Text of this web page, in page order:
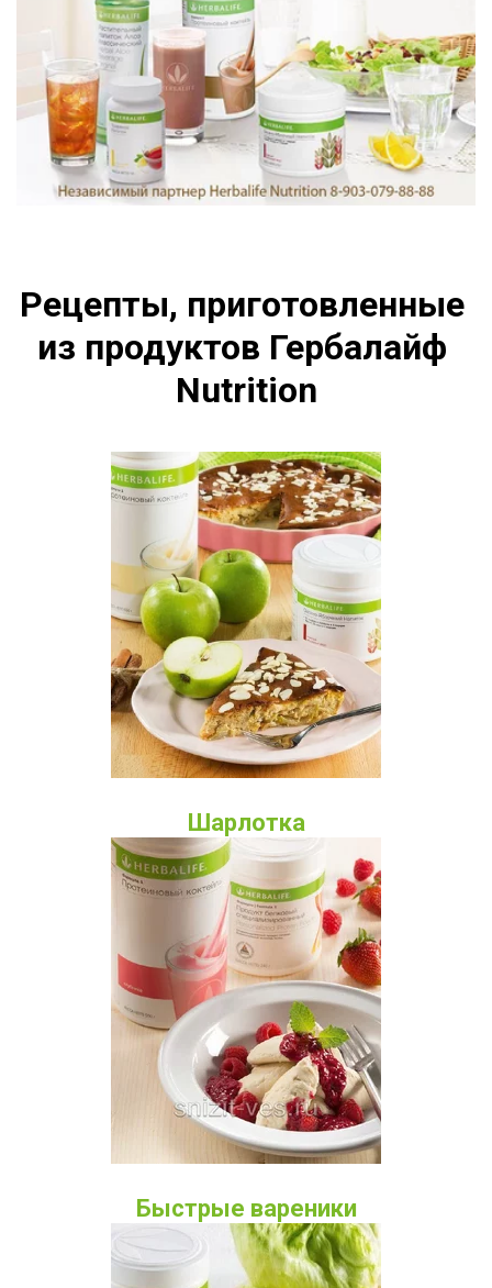
Рецепты, приготовленные
из продуктов Гербалайф
Nutrition
Шарлотка
Быстрые вареники